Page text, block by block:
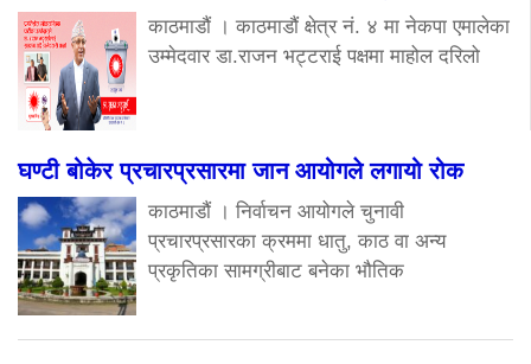
काठमाडौं । काठमाडौं क्षेत्र नं. ४ मा नेकपा एमालेका
उम्मेदवार डा.राजन भट्टराई पक्षमा माहोल दरिलो
घण्टी बोकेर प्रचारप्रसारमा जान आयोगले लगायो रोक
काठमाडौं । निर्वाचन आयोगले चुनावी
प्रचारप्रसारका क्रममा धातु, काठ वा अन्य
प्रकृतिका सामग्रीबाट बनेका भौतिक